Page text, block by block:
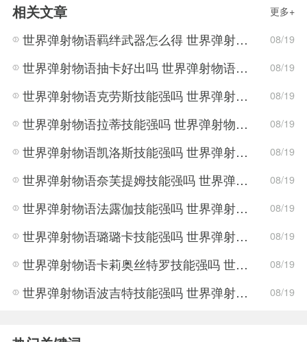
相关文章 更多+
世界弹射物语羁绊武器怎么得 世界弹射物语羁绊武器获得方法 08/19
世界弹射物语抽卡好出吗 世界弹射物语抽卡机制分析 08/19
世界弹射物语克劳斯技能强吗 世界弹射物语克劳斯技能强度分析 08/19
世界弹射物语拉蒂技能强吗 世界弹射物语拉蒂技能强度分析 08/19
世界弹射物语凯洛斯技能强吗 世界弹射物语凯洛斯技能强度分析 08/19
世界弹射物语奈芙提姆技能强吗 世界弹射物语奈芙提姆技能强度分析 08/19
世界弹射物语法露伽技能强吗 世界弹射物语法露伽技能强度分析 08/19
世界弹射物语璐璐卡技能强吗 世界弹射物语璐璐卡技能强度分析 08/19
世界弹射物语卡莉奥丝特罗技能强吗 世界弹射物语卡莉奥丝特罗技能强度分析 08/19
世界弹射物语波吉特技能强吗 世界弹射物语波吉特技能强度分析 08/19